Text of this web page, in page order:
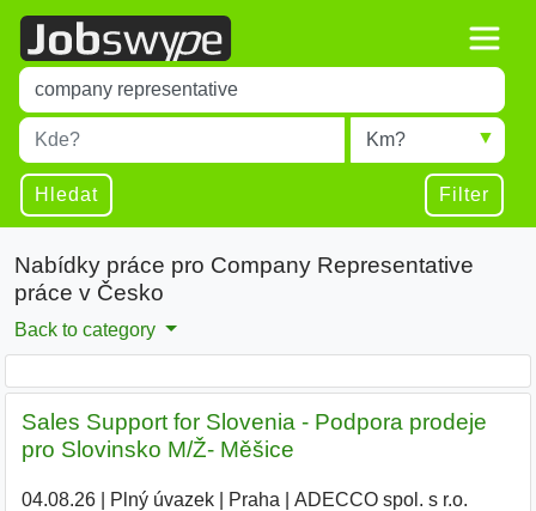
Title
Type 1 or more characters for results.
Místo
Type 1 or more characters for results.
Radius
Hledat Filter
Nabídky práce pro Company Representative
práce v Česko
Back to category
Sales Support for Slovenia - Podpora prodeje
pro Slovinsko M/Ž- Měšice
04.08.26| Plný úvazek| Praha ADECCO spol. s r.o.